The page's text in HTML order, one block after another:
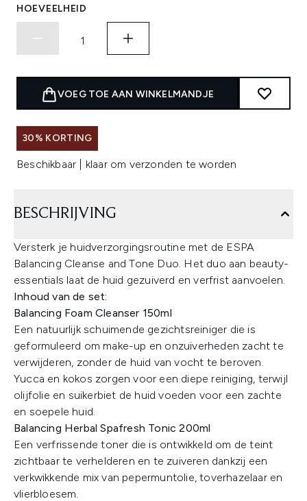
HOEVEELHEID
VOEG TOE AAN WINKELMANDJE
30% KORTING
Beschikbaar | klaar om verzonden te worden
BESCHRIJVING
Versterk je huidverzorgingsroutine met de ESPA
Balancing Cleanse and Tone Duo. Het duo aan beauty-
essentials laat de huid gezuiverd en verfrist aanvoelen.
Inhoud van de set:
Balancing Foam Cleanser 150ml
Een natuurlijk schuimende gezichtsreiniger die is
geformuleerd om make-up en onzuiverheden zacht te
verwijderen, zonder de huid van vocht te beroven.
Yucca en kokos zorgen voor een diepe reiniging, terwijl
olijfolie en suikerbiet de huid voeden voor een zachte
en soepele huid.
Balancing Herbal Spafresh Tonic 200ml
Een verfrissende toner die is ontwikkeld om de teint
zichtbaar te verhelderen en te zuiveren dankzij een
verkwikkende mix van pepermuntolie, toverhazelaar en
vlierbloesem.